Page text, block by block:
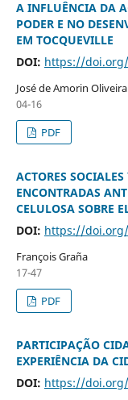
A INFLUÊNCIA DA
PODER E NO
EM TOCQUEVILLE
DOI: https://
José de Amorin
04-16
PDF
ACTORES
ENCONTRADAS
CELULOSA SOBRE
DOI: https://
François Graña
17-47
PDF
PARTICIPAÇÃO
EXPERIÊNCIA DA
DOI: https://